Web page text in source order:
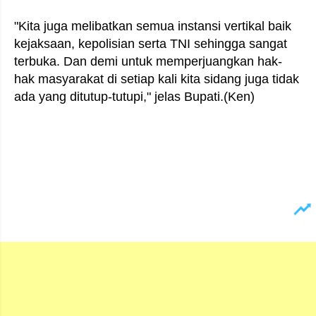
"Kita juga melibatkan semua instansi vertikal baik
kejaksaan, kepolisian serta TNI sehingga sangat
terbuka. Dan demi untuk memperjuangkan hak-
hak masyarakat di setiap kali kita sidang juga tidak
ada yang ditutup-tutupi," jelas Bupati.(Ken)